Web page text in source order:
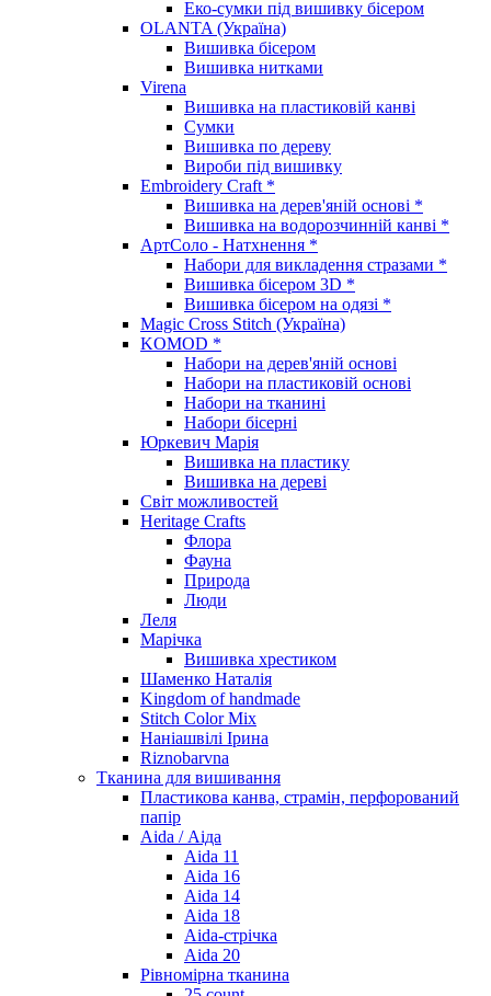
Еко-сумки під вишивку бісером
OLANTA (Україна)
Вишивка бісером
Вишивка нитками
Virena
Вишивка на пластиковій канві
Сумки
Вишивка по дереву
Вироби під вишивку
Embroidery Craft *
Вишивка на дерев'яній основі *
Вишивка на водорозчинній канві *
АртСоло - Натхнення *
Набори для викладення стразами *
Вишивка бісером 3D *
Вишивка бісером на одязі *
Magic Cross Stitch (Україна)
KOMOD *
Набори на дерев'яній основі
Набори на пластиковій основі
Набори на тканині
Набори бісерні
Юркевич Марія
Вишивка на пластику
Вишивка на дереві
Світ можливостей
Heritage Crafts
Флора
Фауна
Природа
Люди
Леля
Марічка
Вишивка хрестиком
Шаменко Наталія
Kingdom of handmade
Stitch Color Mix
Наніашвілі Ірина
Riznobarvna
Тканина для вишивання
Пластикова канва, страмін, перфорований
папір
Aida / Аіда
Aida 11
Aida 16
Aida 14
Aida 18
Aida-стрічка
Aida 20
Рівномірна тканина